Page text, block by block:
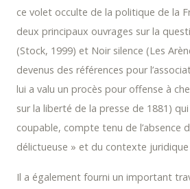
ce volet occulte de la politique de la
deux principaux ouvrages sur la
(Stock, 1999) et Noir silence (Les
devenus des références pour
lui a valu un procès pour offense à
sur la liberté de la presse de 1881) qui
coupable, compte tenu de l’absence
délictueuse » et du contexte juridique
Il a également fourni un important